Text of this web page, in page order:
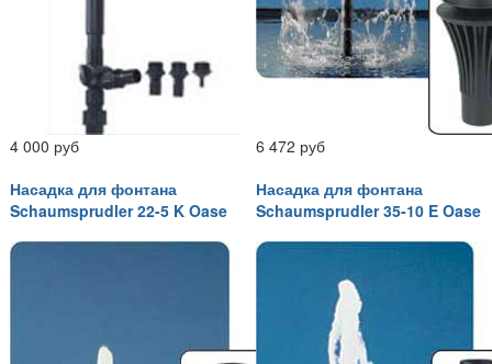
4 000 руб
6 472 руб
Насадка для фонтана
Schaumsprudler 22-5 K Oase
Насадка для фонтана
Schaumsprudler 35-10 E Oase